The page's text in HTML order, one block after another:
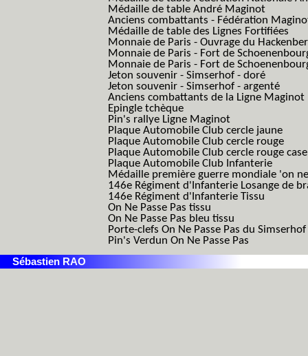
Médaille de table André Maginot
Anciens combattants - Fédération
Médaille de table des Lignes Fortifiées
Monnaie de Paris - Ouvrage du
Monnaie de Paris - Fort de
Monnaie de Paris - Fort de
Jeton souvenir - Simserhof - doré
Jeton souvenir - Simserhof - argenté
Anciens combattants de la Ligne Maginot
Epingle tchèque
Pin's rallye Ligne Maginot
Plaque Automobile Club cercle jaune
Plaque Automobile Club cercle rouge
Plaque Automobile Club cercle rouge
Plaque Automobile Club Infanterie
Médaille première guerre mondiale 'on
146e Régiment d'Infanterie Losange de
146e Régiment d'Infanterie Tissu
On Ne Passe Pas tissu
On Ne Passe Pas bleu tissu
Porte-clefs On Ne Passe Pas du Simserhof
Pin's Verdun On Ne Passe Pas
Sébastien RAO